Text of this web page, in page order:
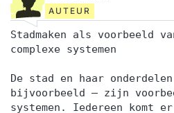
AUTEUR
Stadmaken als voorbeeld
complexe systemen
De stad en haar
bijvoorbeeld — zijn
systemen. Iedereen komt